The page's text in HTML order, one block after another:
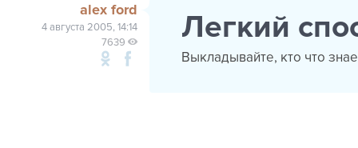
alex ford
4 августа 2005, 14:14
7639
Легкий
Выкладывайте, кто что